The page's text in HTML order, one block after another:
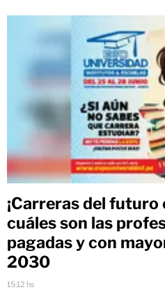
¡Carreras del
cuáles son las
pagadas y con
2030
15:12 hs